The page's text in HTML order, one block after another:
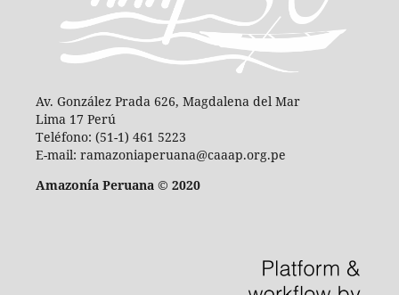
Av. González Prada 626, Magdalena del Mar
Lima 17 Perú
Teléfono: (51-1) 461 5223
E-mail: ramazoniaperuana@caaap.org.pe
Amazonía Peruana © 2020